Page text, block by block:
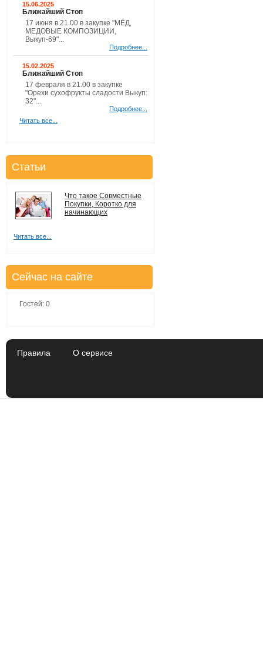
15.06.2025
Ближайший Стоп
17 июня в 21.00 в закупке "МЁД,
МЕДОВЫЕ КОМПОЗИЦИИ,
Выкуп-69"...
Подробнее...
15.02.2025
Ближайший Стоп
17 февраля в 21.00 в закупке
"Орехи сухофрукты сладости Выкуп:
32"...
Подробнее...
Читать все...
Статьи
Что такое Совместные
Покупки, Коротко для
начинающих
Читать все...
Сейчас на сайте
Гостей: 0
Правила О сервисе